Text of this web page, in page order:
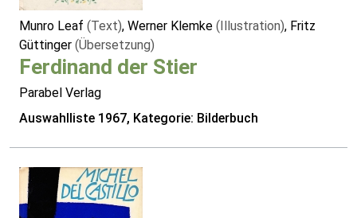
Munro Leaf (Text), Werner Klemke (Illustration), Fritz
Güttinger (Übersetzung)
Ferdinand der Stier
Parabel Verlag
Auswahlliste 1967, Kategorie: Bilderbuch